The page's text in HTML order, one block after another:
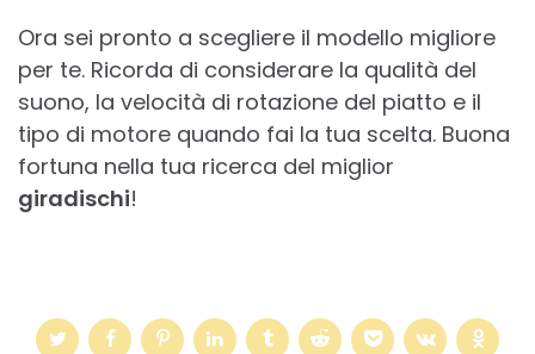
Ora sei pronto a scegliere il modello migliore
per te. Ricorda di considerare la qualità del
suono, la velocità di rotazione del piatto e il
tipo di motore quando fai la tua scelta. Buona
fortuna nella tua ricerca del miglior
giradischi!